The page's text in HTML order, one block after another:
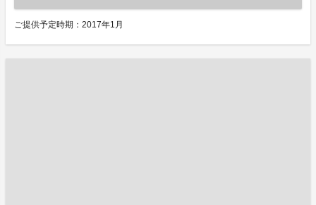
ご提供予定時期：2017年1月